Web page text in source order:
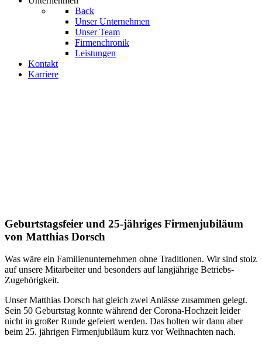
Back
Unser Unternehmen
Unser Team
Firmenchronik
Leistungen
Kontakt
Karriere
Geburtstagsfeier und 25-jähriges Firmenjubiläum
von Matthias Dorsch
Was wäre ein Familienunternehmen ohne Traditionen. Wir sind stolz
auf unsere Mitarbeiter und besonders auf langjährige Betriebs-
Zugehörigkeit.
Unser Matthias Dorsch hat gleich zwei Anlässe zusammen gelegt.
Sein 50 Geburtstag konnte während der Corona-Hochzeit leider
nicht in großer Runde gefeiert werden. Das holten wir dann aber
beim 25. jährigen Firmenjubiläum kurz vor Weihnachten nach.